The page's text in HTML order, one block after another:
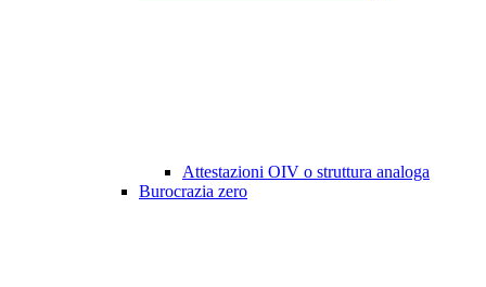
Attestazioni OIV o struttura analoga
Burocrazia zero